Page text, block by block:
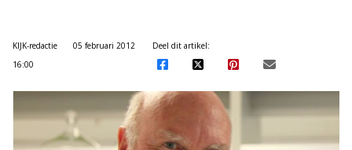
KIJK-redactie
05 februari 2012
16:00
Deel dit artikel: